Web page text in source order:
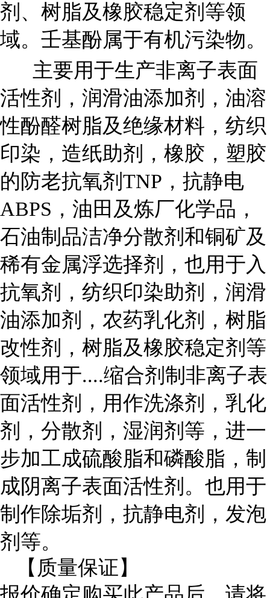
剂、树脂及橡胶稳定剂等领
域。壬基酚属于有机污染物。
主要用于生产非离子表面
活性剂，润滑油添加剂，油溶
性酚醛树脂及绝缘材料，纺织
印染，造纸助剂，橡胶，塑胶
的防老抗氧剂TNP，抗静电
ABPS，油田及炼厂化学品，
石油制品洁净分散剂和铜矿及
稀有金属浮选择剂，也用于入
抗氧剂，纺织印染助剂，润滑
油添加剂，农药乳化剂，树脂
改性剂，树脂及橡胶稳定剂等
领域用于....缩合剂制非离子表
面活性剂，用作洗涤剂，乳化
剂，分散剂，湿润剂等，进一
步加工成硫酸脂和磷酸脂，制
成阴离子表面活性剂。也用于
制作除垢剂，抗静电剂，发泡
剂等。
【质量保证】